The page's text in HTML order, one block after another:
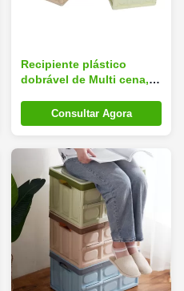
Recipiente plástico
dobrável de Multi cena,
dobráveis inodoras com
tampas
Consultar Agora